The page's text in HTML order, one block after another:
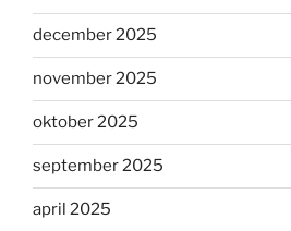
december 2025
november 2025
oktober 2025
september 2025
april 2025